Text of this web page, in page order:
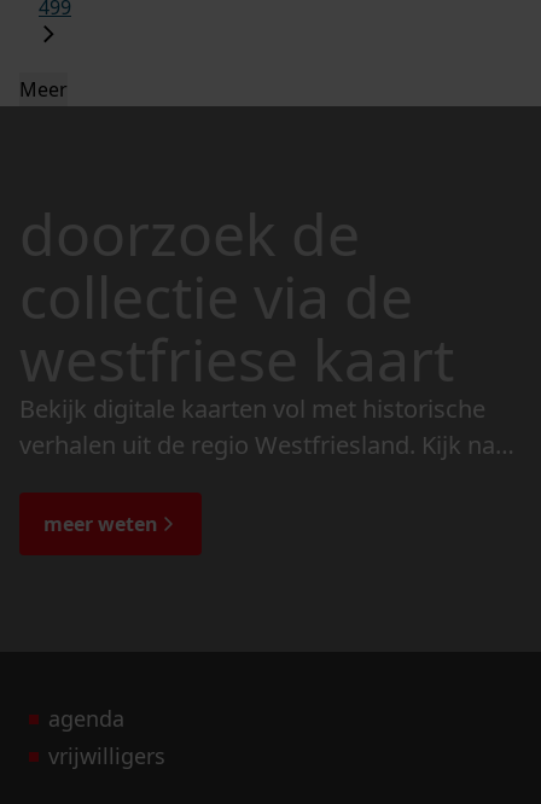
499
Meer
doorzoek de
collectie via de
westfriese kaart
Bekijk digitale kaarten vol met historische
verhalen uit de regio Westfriesland. Kijk naar
de bijzondere verhalen.
meer weten
agenda
vrijwilligers